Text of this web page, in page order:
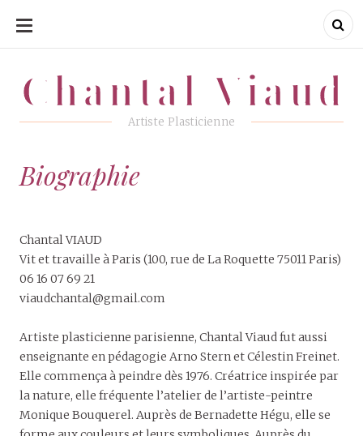
ALLER
CONTENU
Chantal Viaud
Artiste Plasticienne
Chantal Viaud
Biographie
Chantal VIAUD
Vit et travaille à Paris (100, rue de La Roquette 75011 Paris)
06 16 07 69 21
viaudchantal@gmail.com
Artiste plasticienne parisienne, Chantal Viaud fut aussi
enseignante en pédagogie Arno Stern et Célestin Freinet.
Elle commença à peindre dès 1976. Créatrice inspirée par
la nature, elle fréquente l’atelier de l’artiste-peintre
Monique Bouquerel. Auprès de Bernadette Hégu, elle se